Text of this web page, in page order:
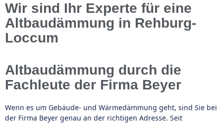
Wir sind Ihr Experte für eine
Altbaudämmung in Rehburg-
Loccum
Altbaudämmung durch die
Fachleute der Firma Beyer
Wenn es um Gebäude- und Wärmedämmung geht, sind Sie bei
der Firma Beyer genau an der richtigen Adresse. Seit